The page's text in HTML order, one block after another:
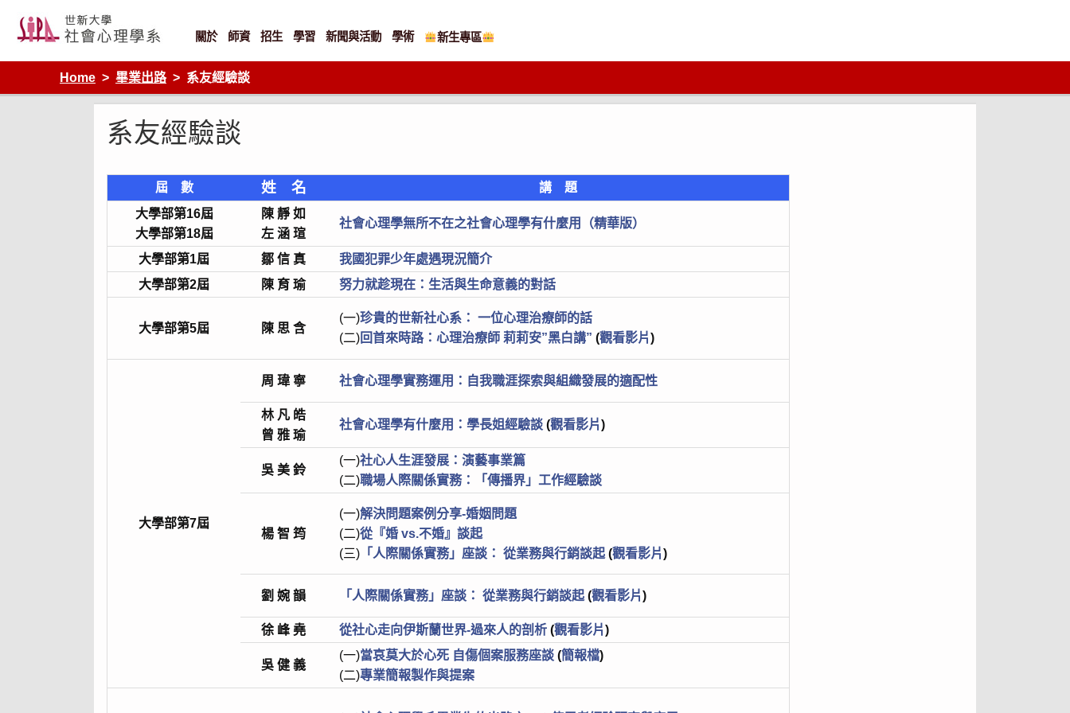
content
關於 師資 招生 學習 新聞與活動 學術 新生專區
Home 畢業出路 系友經驗談
系友經驗談
屆 數 姓 名
講 題
大學部第16屆
大學部第18屆
陳 靜 如
左 涵 瑄
社會心理學無所不在之社會心理學有什麼用（精華版）
大學部第1屆 鄒 信 真
我國犯罪少年處遇現況簡介
大學部第2屆
陳 育 瑜 努力就趁現在：生活與生命意義的對話
大學部第5屆 陳 思 含
(一)珍貴的世新社心系： 一位心理治療師的話
(二)回首來時路：心理治療師 莉莉安”黑白講” (觀看影片)
大學部第7屆
周 瑋 寧 社會心理學實務運用：自我職涯探索與組織發展的適配性
林 凡 皓
曾 雅 瑜
社會心理學有什麼用：學長姐經驗談 (觀看影片)
吳 美 鈴
(一)社心人生涯發展：演藝事業篇
(二)職場人際關係實務：「傳播界」工作經驗談
楊 智 筠
(一)解決問題案例分享-婚姻問題
(二)從『婚 vs.不婚』談起
(三) 「人際關係實務」座談： 從業務與行銷談起 (觀看影片)
劉 婉 韻 「人際關係實務」座談： 從業務與行銷談起 (觀看影片)
徐 峰 堯 從社心走向伊斯蘭世界-過來人的剖析 (觀看影片)
吳 健 義
(一)當哀莫大於心死 自傷個案服務座談 (簡報檔)
(二)專業簡報製作與提案